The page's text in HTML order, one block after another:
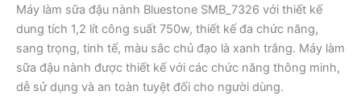
Máy làm sữa đậu nành Bluestone SMB_7326 với thiết kế
dung tích 1,2 lít công suất 750w, thiết kế đa chức năng,
sang trọng, tinh tế, màu sắc chủ đạo là xanh trắng. Máy làm
sữa đậu nành được thiết kế với các chức năng thông minh,
dễ sử dụng và an toàn tuyệt đối cho người dùng.